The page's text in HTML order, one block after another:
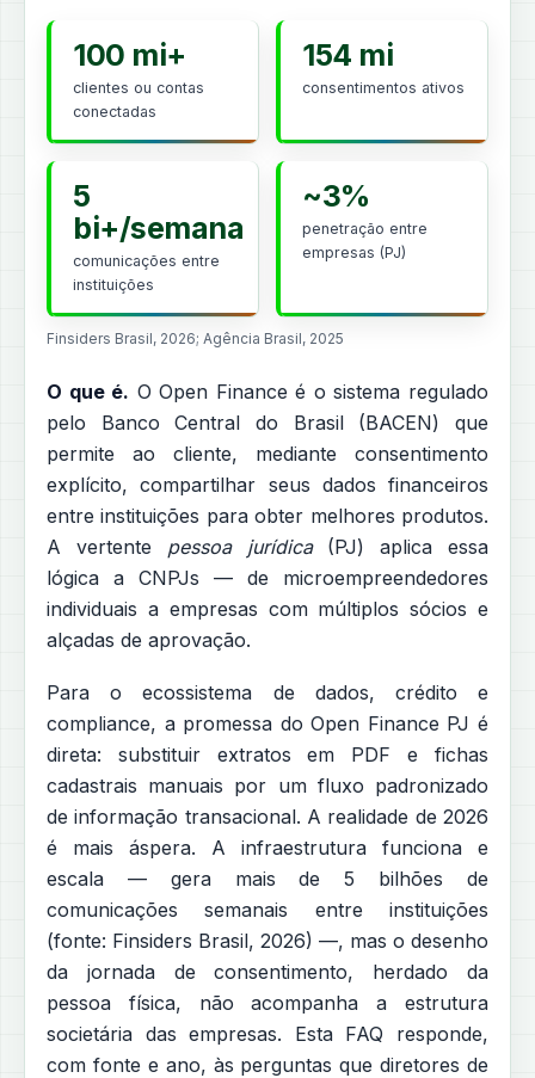
100 mi+
clientes ou contas
conectadas
154 mi
consentimentos ativos
5
bi+/semana
comunicações entre
instituições
~3%
penetração entre
empresas (PJ)
Finsiders Brasil, 2026; Agência Brasil, 2025
O que é. O Open Finance é o sistema regulado
pelo Banco Central do Brasil (BACEN) que
permite ao cliente, mediante consentimento
explícito, compartilhar seus dados financeiros
entre instituições para obter melhores produtos.
A vertente pessoa jurídica(PJ) aplica essa
lógica a CNPJs — de microempreendedores
individuais a empresas com múltiplos sócios e
alçadas de aprovação.
Para o ecossistema de dados, crédito e
compliance, a promessa do Open Finance PJ é
direta: substituir extratos em PDF e fichas
cadastrais manuais por um fluxo padronizado
de informação transacional. A realidade de 2026
é mais áspera. A infraestrutura funciona e
escala — gera mais de 5 bilhões de
comunicações semanais entre instituições
(fonte: Finsiders Brasil, 2026) —, mas o desenho
da jornada de consentimento, herdado da
pessoa física, não acompanha a estrutura
societária das empresas. Esta FAQ responde,
com fonte e ano, às perguntas que diretores de